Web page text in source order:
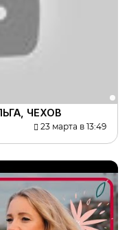
ЧЕХОВ
23 марта в 13:49